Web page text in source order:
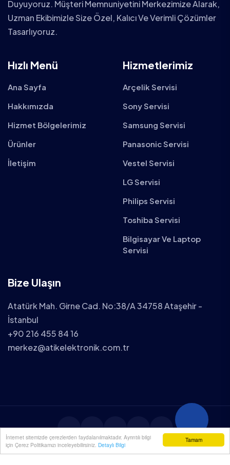
Tamam
İnternet sitemizde çerezlerden faydalanılmaktadır. Ayrıntılı bilgi
için Çerez Politikamızı inceleyebilirsiniz. Detaylı Bilgi
Duyuyoruz. Müşteri Memnuniyetini Merkezimize Alarak,
Uzman Ekibimizle Size Özel, Kalıcı Ve Verimli Çözümler
Tasarlıyoruz.
Hızlı Menü
Ana Sayfa
Hakkımızda
Hizmet Bölgelerimiz
Ürünler
İletişim
Hizmetlerimiz
Arçelik Servisi
Sony Servisi
Samsung Servisi
Panasonic Servisi
Vestel Servisi
LG Servisi
Philips Servisi
Toshiba Servisi
Bilgisayar Ve Laptop
Servisi
Bize Ulaşın
Atatürk Mah. Girne Cad. No:38/A 34758 Ataşehir -
İstanbul
+90 216 455 84 16
merkez@atikelektronik.com.tr
2025 ATİK ELEKTRONİK TÜM HAKLARI SAKLIDIR.